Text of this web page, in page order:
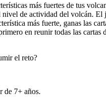
más fuertes de tus
nivel de actividad del volcán. El
más fuerte, ganas las
en reunir todas las cartas
el reto?
de 7+ años.